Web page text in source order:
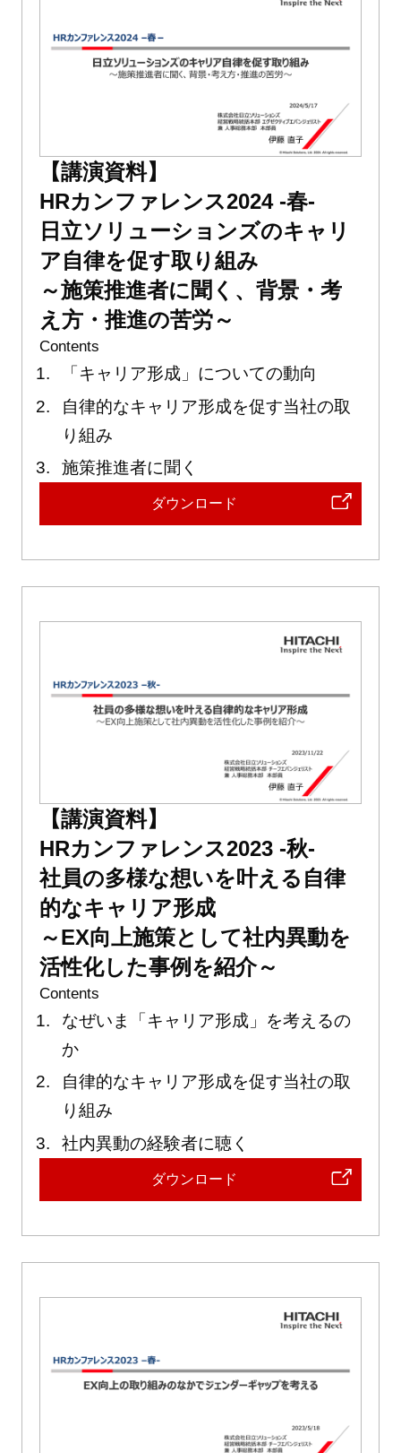
【講演資料】
HRカンファレンス2024 -春-
日立ソリューションズのキャリ
ア自律を促す取り組み
～施策推進者に聞く、背景・考
え方・推進の苦労～
Contents
「キャリア形成」についての動向
自律的なキャリア形成を促す当社の取
り組み
施策推進者に聞く
ダウンロード
【講演資料】
HRカンファレンス2023 -秋-
社員の多様な想いを叶える自律
的なキャリア形成
～EX向上施策として社内異動を
活性化した事例を紹介～
Contents
なぜいま「キャリア形成」を考えるの
か
自律的なキャリア形成を促す当社の取
り組み
社内異動の経験者に聴く
ダウンロード